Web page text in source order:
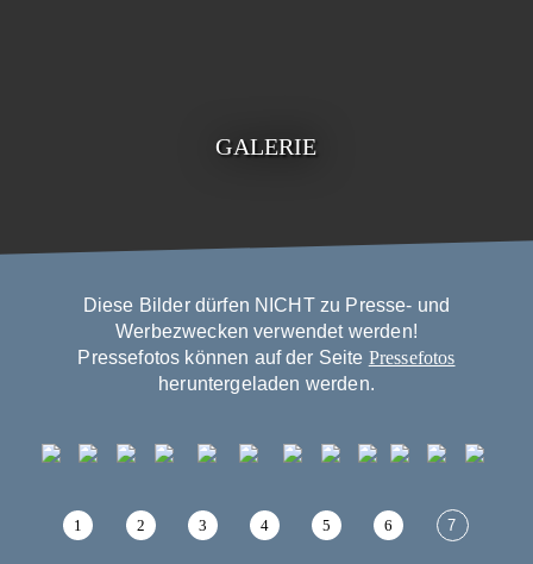
GALERIE
Diese Bilder dürfen NICHT zu Presse- und
Werbezwecken verwendet werden!
Pressefotos können auf der Seite Pressefotos
heruntergeladen werden.
1 2 3 4 5 6 7